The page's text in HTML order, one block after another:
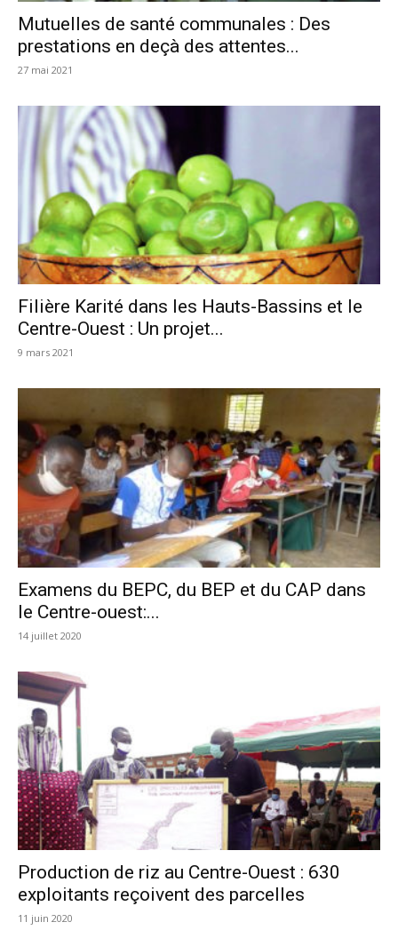
Mutuelles de santé communales : Des
prestations en deçà des attentes...
27 mai 2021
Filière Karité dans les Hauts-Bassins et le
Centre-Ouest : Un projet...
9 mars 2021
Examens du BEPC, du BEP et du CAP dans
le Centre-ouest:...
14 juillet 2020
Production de riz au Centre-Ouest : 630
exploitants reçoivent des parcelles
11 juin 2020